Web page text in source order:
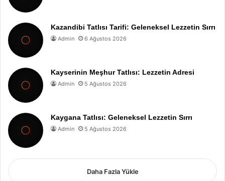
Kazandibi Tatlısı Tarifi: Geleneksel Lezzetin Sırrı
Admin 6 Ağustos 2026
Kayserinin Meşhur Tatlısı: Lezzetin Adresi
Admin 5 Ağustos 2026
Kaygana Tatlısı: Geleneksel Lezzetin Sırrı
Admin 5 Ağustos 2026
Daha Fazla Yükle